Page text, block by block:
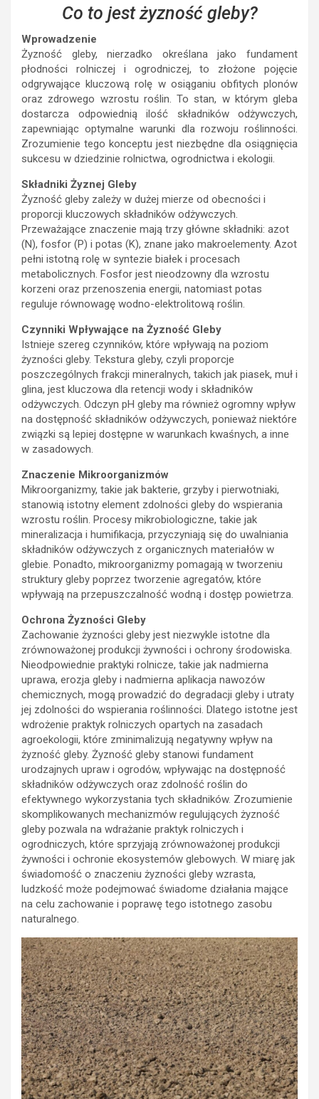
Co to jest żyzność gleby?
Wprowadzenie
Żyzność gleby, nierzadko określana jako fundament
płodności rolniczej i ogrodniczej, to złożone pojęcie
odgrywające kluczową rolę w osiąganiu obfitych plonów
oraz zdrowego wzrostu roślin. To stan, w którym gleba
dostarcza odpowiednią ilość składników odżywczych,
zapewniając optymalne warunki dla rozwoju roślinności.
Zrozumienie tego konceptu jest niezbędne dla osiągnięcia
sukcesu w dziedzinie rolnictwa, ogrodnictwa i ekologii.
Składniki Żyznej Gleby
Żyzność gleby zależy w dużej mierze od obecności i
proporcji kluczowych składników odżywczych.
Przeważające znaczenie mają trzy główne składniki: azot
(N), fosfor (P) i potas (K), znane jako makroelementy. Azot
pełni istotną rolę w syntezie białek i procesach
metabolicznych. Fosfor jest nieodzowny dla wzrostu
korzeni oraz przenoszenia energii, natomiast potas
reguluje równowagę wodno-elektrolitową roślin.
Czynniki Wpływające na Żyzność Gleby
Istnieje szereg czynników, które wpływają na poziom
żyzności gleby. Tekstura gleby, czyli proporcje
poszczególnych frakcji mineralnych, takich jak piasek, muł i
glina, jest kluczowa dla retencji wody i składników
odżywczych. Odczyn pH gleby ma również ogromny wpływ
na dostępność składników odżywczych, ponieważ niektóre
związki są lepiej dostępne w warunkach kwaśnych, a inne
w zasadowych.
Znaczenie Mikroorganizmów
Mikroorganizmy, takie jak bakterie, grzyby i pierwotniaki,
stanowią istotny element zdolności gleby do wspierania
wzrostu roślin. Procesy mikrobiologiczne, takie jak
mineralizacja i humifikacja, przyczyniają się do uwalniania
składników odżywczych z organicznych materiałów w
glebie. Ponadto, mikroorganizmy pomagają w tworzeniu
struktury gleby poprzez tworzenie agregatów, które
wpływają na przepuszczalność wodną i dostęp powietrza.
Ochrona Żyzności Gleby
Zachowanie żyzności gleby jest niezwykle istotne dla
zrównoważonej produkcji żywności i ochrony środowiska.
Nieodpowiednie praktyki rolnicze, takie jak nadmierna
uprawa, erozja gleby i nadmierna aplikacja nawozów
chemicznych, mogą prowadzić do degradacji gleby i utraty
jej zdolności do wspierania roślinności. Dlatego istotne jest
wdrożenie praktyk rolniczych opartych na zasadach
agroekologii, które zminimalizują negatywny wpływ na
żyzność gleby. Żyzność gleby stanowi fundament
urodzajnych upraw i ogrodów, wpływając na dostępność
składników odżywczych oraz zdolność roślin do
efektywnego wykorzystania tych składników. Zrozumienie
skomplikowanych mechanizmów regulujących żyzność
gleby pozwala na wdrażanie praktyk rolniczych i
ogrodniczych, które sprzyjają zrównoważonej produkcji
żywności i ochronie ekosystemów glebowych. W miarę jak
świadomość o znaczeniu żyzności gleby wzrasta,
ludzkość może podejmować świadome działania mające
na celu zachowanie i poprawę tego istotnego zasobu
naturalnego.